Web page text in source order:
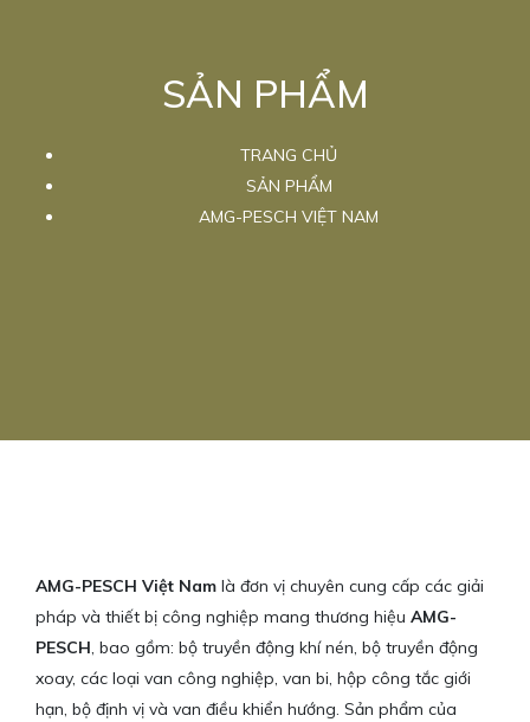
SẢN PHẨM
TRANG CHỦ
SẢN PHẨM
AMG-PESCH VIỆT NAM
AMG-PESCH Việt Nam là đơn vị chuyên cung cấp các giải
pháp và thiết bị công nghiệp mang thương hiệu AMG-
PESCH, bao gồm: bộ truyền động khí nén, bộ truyền động
xoay, các loại van công nghiệp, van bi, hộp công tắc giới
hạn, bộ định vị và van điều khiển hướng. Sản phẩm của